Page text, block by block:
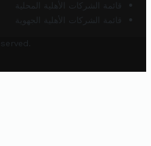
قائمة الشركات الأهلية المحلية
قائمة الشركات الأهلية الجهوية